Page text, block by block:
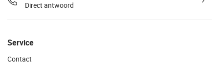
Direct antwoord
Service
Contact